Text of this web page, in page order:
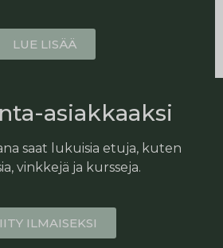
LUE LISÄÄ
asiakkaaksi
saat lukuisia etuja, kuten
vinkkejä ja kursseja.
ILMAISEKSI